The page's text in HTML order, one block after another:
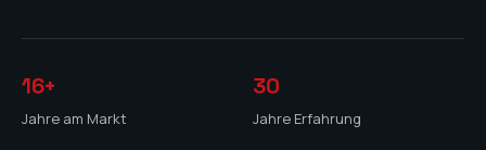
16+
Jahre am Markt
30
Jahre Erfahrung